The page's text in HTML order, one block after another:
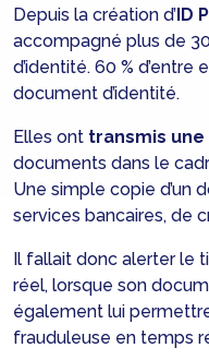
Depuis la création d’ID
accompagné plus de
d’identité. 60 % d’entre
document d’identité.
Elles ont transmis
documents dans le
Une simple copie d’un
services bancaires, de
Il fallait donc alerter le
réel, lorsque son
également lui
frauduleuse en temps